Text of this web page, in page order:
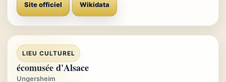
Site officiel Wikidata
LIEU CULTUREL
écomusée d'Alsace
Ungersheim